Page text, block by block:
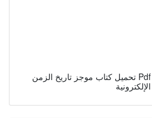
تحميل كتاب موجز تاريخ الزمن Pdf مكتبة نور لتحميل الكتب
الإلكترونية